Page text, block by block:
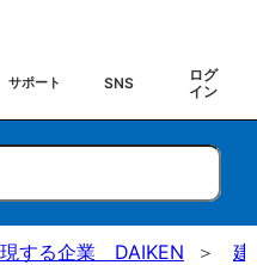
サポート SNS
ログ
イン
現する企業 DAIKEN 建